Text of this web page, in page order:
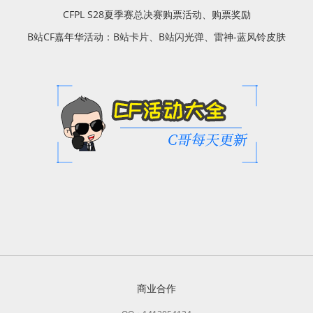
CFPL S28夏季赛总决赛购票活动、购票奖励
B站CF嘉年华活动：B站卡片、B站闪光弹、雷神-蓝风铃皮肤
商业合作